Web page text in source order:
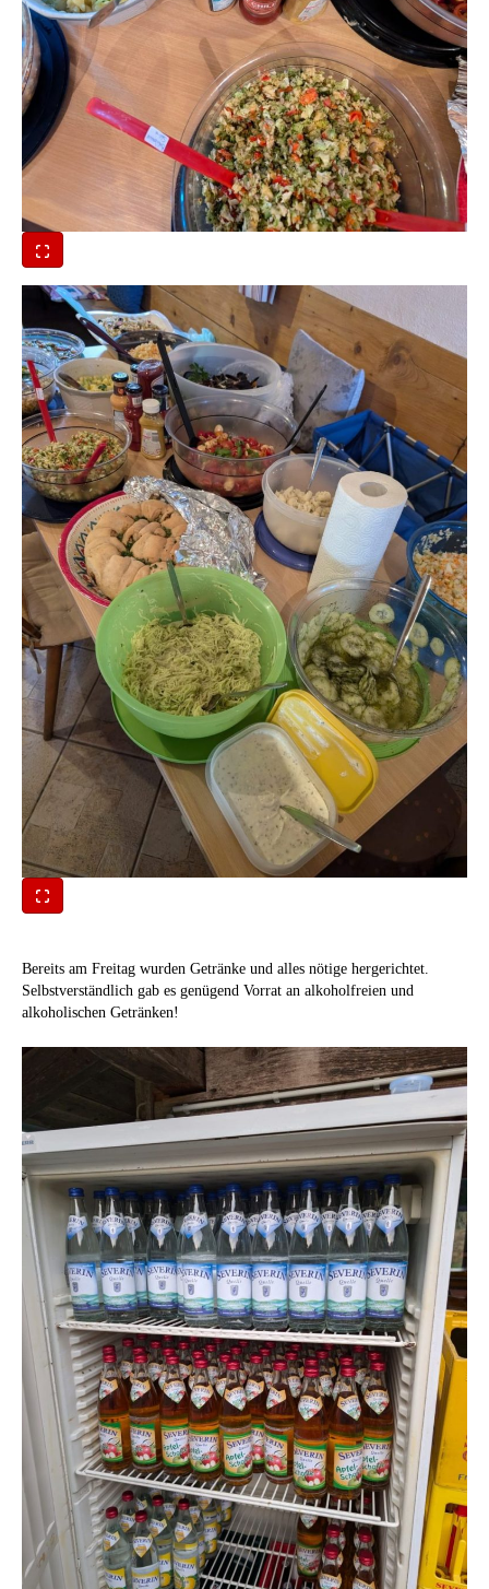
Bereits am Freitag wurden Getränke und alles nötige hergerichtet.
Selbstverständlich gab es genügend Vorrat an alkoholfreien und
alkoholischen Getränken!